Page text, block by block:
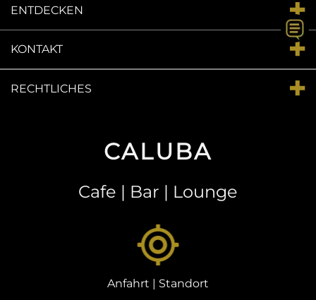
ENTDECKEN
KONTAKT
RECHTLICHES
CALUBA
Cafe | Bar | Lounge
Anfahrt | Standort